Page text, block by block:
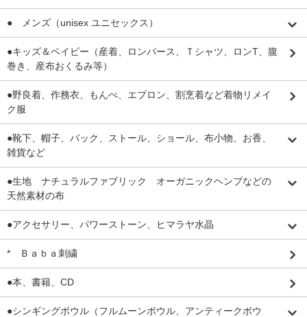
● メンズ（unisex ユニセックス）
●キッズ＆ベイビー（産着、ロンパース、Ｔシャツ、ロンT、腹
巻き、産布おくるみ等）
●野良着、作務衣、もんぺ、エプロン、割烹着など着物リメイ
ク服
●靴下、帽子、バック、ストール、ショール、布小物、お香、
雑貨など
●生地 ナチュラルファブリック オーガニックヘンプなどの
天然素材の布
●アクセサリー、パワーストーン、ヒマラヤ水晶
* Ｂａｂａ刺繍
●本、書籍、CD
●シンギングボウル（フルムーンボウル、アンティークボウ